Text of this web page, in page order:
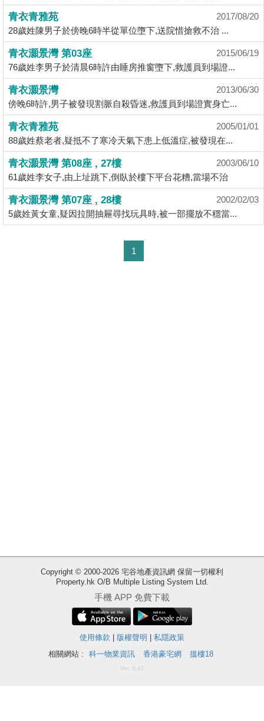
客
地
產
新
聞
數
據
公
佈
置
業
手
青衣青雅苑
2017/08/20
28歲姓陳男子於傍晚6時半從單位墮下,送院惜搶救不治 ...
青衣灝景灣 第03座
2015/06/19
76歲姓李男子於清晨6時許由睡房推窗墮下,救護員到場證...
青衣灝景灣
2013/06/30
傍晚6時許,男子被發現割脈自殺昏迷,救護員到場證實身亡...
青衣青雅苑
2005/01/01
88歲姓蔡老者,疑抵不了寒冷天氣下患上低溫症,被發現在...
青衣灝景灣 第08座 , 27樓
2003/06/10
61歲姓李女子,由上址跳下,倒臥於樓下平台花糟,當場不治
青衣灝景灣 第07座 , 28樓
2002/02/03
5歲姓黃女童,疑因拉開抽屜尋找玩具時,被一部擺放不穩當...
1
Copyright © 2000-2026 宅谷地產資訊網 保留一切權利
Property.hk O/B Multiple Listing System Ltd.
手機 APP 免費下載
使用條款 版權聲明
私隱政策
相關網站 :
科一物業資訊 香港豪宅網 搵樓18
Ver. 9.41